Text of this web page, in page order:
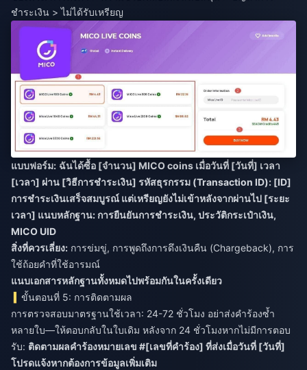
ชำระเงิน > ไม่ได้รับเหรียญ
แบบฟอร์ม: ฉันได้ซื้อ [จำนวน] MICO coins เมื่อวันที่ [วันที่] เวลา
[เวลา] ผ่าน [วิธีการชำระเงิน] รหัสธุรกรรม (Transaction ID): [ID]
การชำระเงินเสร็จสมบูรณ์ แต่เหรียญยังไม่เข้าหลังจากผ่านไป [ระยะ
เวลา] แนบหลักฐาน: การยืนยันการชำระเงิน, ประวัติกระเป๋าเงิน,
MICO UID
สิ่งที่ควรเลี่ยง: การข่มขู่, การพูดถึงการดึงเงินคืน (Chargeback), การ
ใช้ถ้อยคำที่ใช้อารมณ์
แนบเอกสารหลักฐานทั้งหมดไปพร้อมกันในครั้งเดียว
ขั้นตอนที่ 5: การติดตามผล
การตรวจสอบมาตรฐานใช้เวลา: 24-72 ชั่วโมง อย่าส่งคำร้องซ้ำ
หลายใบ—ให้ตอบกลับในใบเดิม หลังจาก 24 ชั่วโมงหากไม่มีการตอบ
รับ: ติดตามผลคำร้องหมายเลข #[เลขที่คำร้อง] ที่ส่งเมื่อวันที่ [วันที่]
โปรดแจ้งหากต้องการข้อมูลเพิ่มเติม